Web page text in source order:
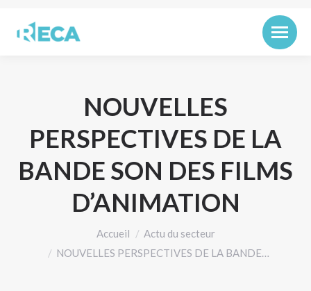
NOUVELLES
PERSPECTIVES DE LA
BANDE SON DES FILMS
D’ANIMATION
Accueil
Actu du secteur
NOUVELLES PERSPECTIVES DE LA BANDE…